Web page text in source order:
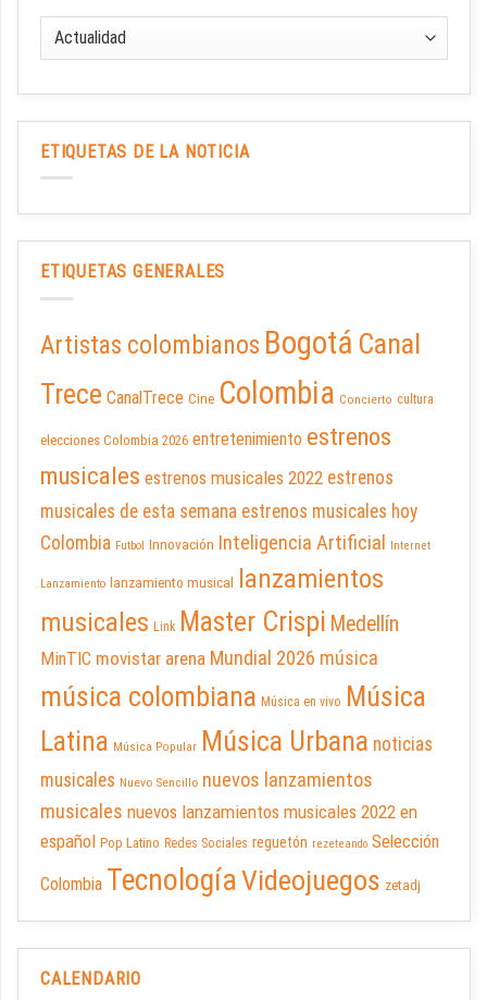
ETIQUETAS DE LA NOTICIA
ETIQUETAS GENERALES
Artistas colombianos Bogotá Canal
Trece CanalTrece Cine Colombia Concierto cultura
elecciones Colombia 2026 entretenimiento estrenos
musicales estrenos musicales 2022 estrenos
musicales de esta semana estrenos musicales hoy
Colombia Futbol Innovación Inteligencia Artificial Internet
Lanzamiento lanzamiento musical
lanzamientos
musicales Link Master Crispi Medellín
MinTIC movistar arena Mundial 2026 música
música colombiana Música en vivo Música
Latina Música Popular Música Urbana noticias
musicales Nuevo Sencillo nuevos lanzamientos
musicales nuevos lanzamientos musicales 2022 en
español Pop Latino Redes Sociales reguetón rezeteando Selección
Colombia TecnologíaVideojuegos zetadj
CALENDARIO